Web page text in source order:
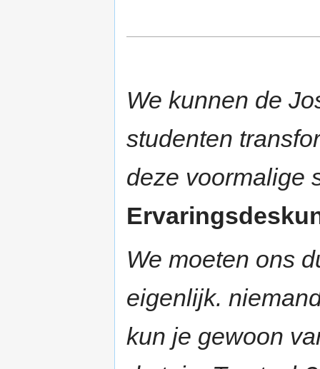
We kunnen de
studenten
deze voormalige
We moeten ons
eigenlijk.
kun je gewoon